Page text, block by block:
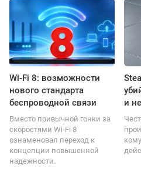
Wi-Fi 8: возможности
нового стандарта
беспроводной связи
Вместо привычной гонки за
скоростями Wi-Fi 8
ознаменовал переход к
концепции повышенной
надежности.
и